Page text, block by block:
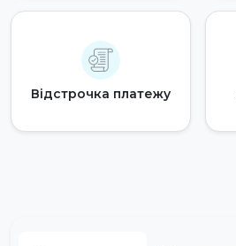
Відстрочка платежу